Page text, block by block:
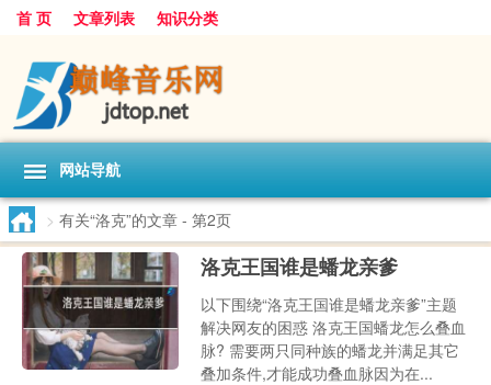
首 页 文章列表 知识分类
网站导航
> 有关“洛克”的文章 - 第2页
洛克王国谁是蟠龙亲爹
以下围绕“洛克王国谁是蟠龙亲爹”主题
解决网友的困惑 洛克王国蟠龙怎么叠血
脉? 需要两只同种族的蟠龙并满足其它
叠加条件,才能成功叠血脉因为在...